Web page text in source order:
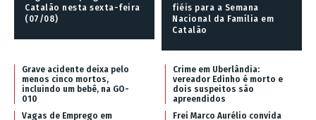
Catalão nesta sexta-feira
(07/08)
fiéis para a Semana
Nacional da Família em
Catalão
Grave acidente deixa pelo
menos cinco mortos,
incluindo um bebê, na GO-
010
Crime em Uberlândia:
vereador Edinho é morto e
dois suspeitos são
apreendidos
Vagas de Emprego em
Frei Marco Aurélio convida